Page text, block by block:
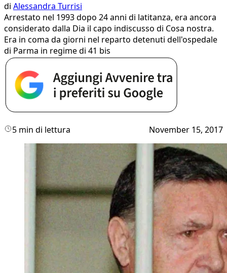
di Alessandra Turrisi
Arrestato nel 1993 dopo 24 anni di latitanza, era ancora
considerato dalla Dia il capo indiscusso di Cosa nostra.
Era in coma da giorni nel reparto detenuti dell'ospedale
di Parma in regime di 41 bis
5 min di lettura November 15, 2017